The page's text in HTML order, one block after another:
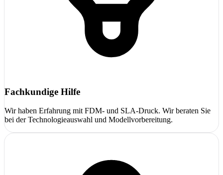
Fachkundige Hilfe
Wir haben Erfahrung mit FDM- und SLA-Druck. Wir beraten Sie
bei der Technologieauswahl und Modellvorbereitung.